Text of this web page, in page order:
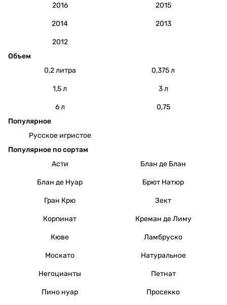
2016 2015
2014 2013
2012
Объем
0,2 литра
0,375 л
1,5 л 3 л
6 л
0,75
Популярное
Русское игристое
Популярное по сортам
Асти
Блан де Блан
Блан де Нуар Брют Натюр
Гран Крю Зект
Корпинат Креман де Лиму
Кюве Ламбруско
Москато Натуральное
Негоцианты Петнат
Пино нуар Просекко